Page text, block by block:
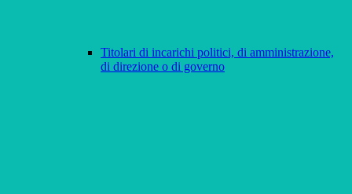
Titolari di incarichi politici, di amministrazione,
di direzione o di governo